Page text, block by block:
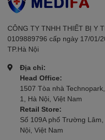
CÔNG TY TNHH THIẾT BỊ Y TẾ
0109889796 cấp ngày 17/01/
TP.Hà Nội
Địa chỉ:
Head Office:
1507 Tòa nhà
1, Hà Nội, Việt Nam
Retail Store:
Số 109A phố Trường
Nội, Việt Nam